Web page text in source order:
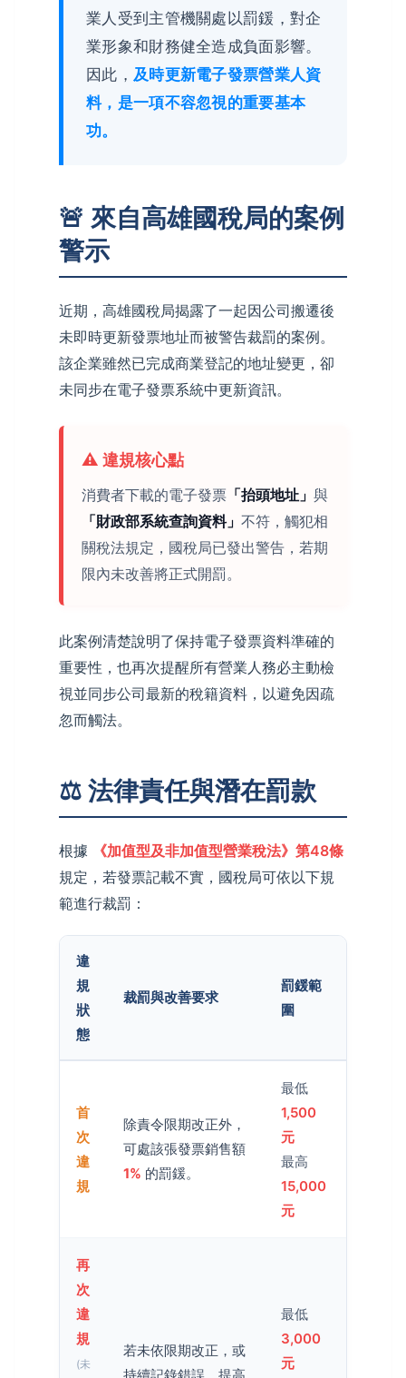
業人受到主管機關處以罰鍰，對企
業形象和財務健全造成負面影響。
因此， 及時更新電子發票營業人資
料，是一項不容忽視的重要基本
功。
🚨 來自高雄國稅局的案例
警示
近期，高雄國稅局揭露了一起因公司搬遷後
未即時更新發票地址而被警告裁罰的案例。
該企業雖然已完成商業登記的地址變更，卻
未同步在電子發票系統中更新資訊。
⚠️ 違規核心點
消費者下載的電子發票 「抬頭地址」 與
「財政部系統查詢資料」 不符，觸犯相
關稅法規定，國稅局已發出警告，若期
限內未改善將正式開罰。
此案例清楚說明了保持電子發票資料準確的
重要性，也再次提醒所有營業人務必主動檢
視並同步公司最新的稅籍資料，以避免因疏
忽而觸法。
⚖️ 法律責任與潛在罰款
根據
《加值型及非加值型營業稅法》第48條
規定，若發票記載不實，國稅局可依以下規
範進行裁罰：
違
規
狀
態
裁罰與改善要求
罰鍰範
圍
首
次
違
規
除責令限期改正外，
可處該張發票銷售額
1% 的罰鍰。
最低
1,500
元
最高
15,000
元
再
次
違
規
(未
若未依限期改正，或
最低
3,000
元